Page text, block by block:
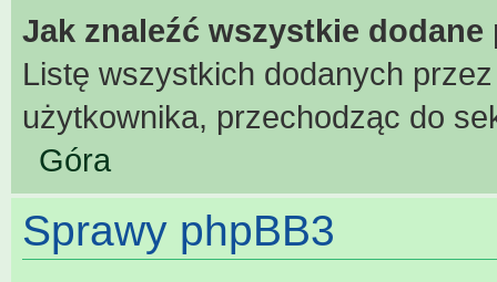
Jak znaleźć wszystkie dodane
Listę wszystkich dodanych
użytkownika, przechodząc do
Góra
Sprawy phpBB3